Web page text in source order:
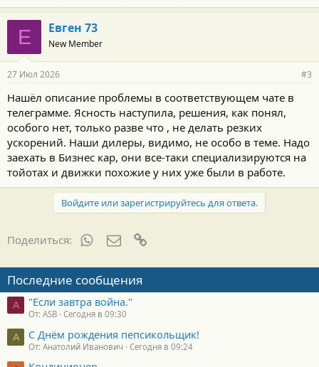
Е Евген 73
New Member
27 Июл 2026 #3
Нашёл описание проблемы в соответствующем чате в
телеграмме. Ясность наступила, решения, как понял,
особого нет, только разве что , не делать резких
ускорений. Наши дилеры, видимо, не особо в теме. Надо
заехать в Бизнес кар, они все-таки специализируются на
тойотах и движки похожие у них уже были в работе.
Войдите или зарегистрируйтесь для ответа.
Поделиться: WhatsAppЭлектронная почта
Последние сообщения
A "Если завтра война."
От: ASB Сегодня в 09:30
А С Днём рождения пепсикольщик!
От: Анатолий Иванович Сегодня в 09:24